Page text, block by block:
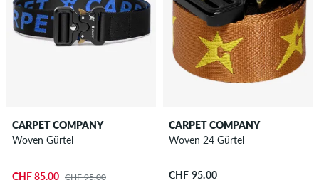
CARPET COMPANY
Woven Gürtel
CHF 85.00 CHF 95.00
CARPET COMPANY
Woven 24 Gürtel
CHF 95.00